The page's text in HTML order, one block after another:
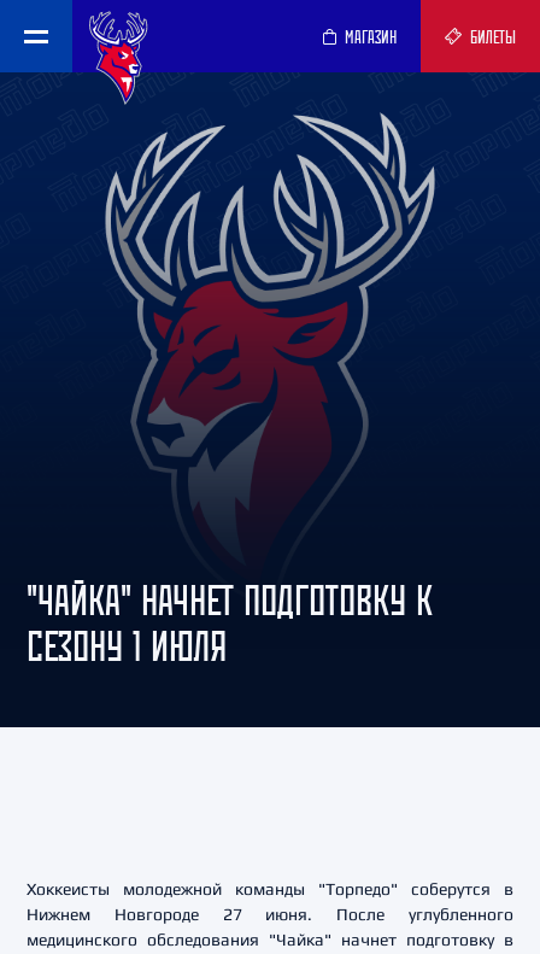
МАГАЗИН БИЛЕТЫ
"ЧАЙКА" НАЧНЕТ ПОДГОТОВКУ К
СЕЗОНУ 1 ИЮЛЯ
Хоккеисты молодежной команды "Торпедо" соберутся в
Нижнем Новгороде 27 июня. После углубленного
медицинского обследования "Чайка" начнет подготовку в